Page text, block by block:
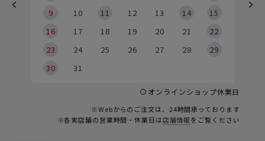
9
10 11 12 13 14
15
16
17 18 19 20 21
22
23
24 25 26 27 28
29
30
31
オンラインショップ休業日
※Webからのご注文は、24時間承っております
※各実店舗の営業時間・休業日は店舗情報をご覧ください